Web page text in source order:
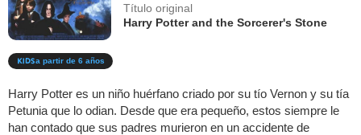
Título original
Harry Potter and the Sorcerer's Stone
a partir de 6 años
Harry Potter es un niño huérfano criado por su tío Vernon y su tía
Petunia que lo odian. Desde que era pequeño, estos siempre le
han contado que sus padres murieron en un accidente de